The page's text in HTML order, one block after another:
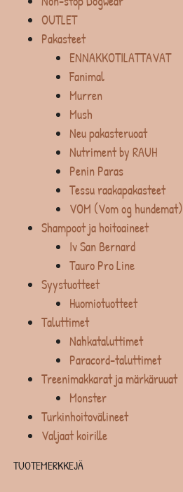
OUTLET
Pakasteet
ENNAKKOTILATTAVAT
Fanimal
Murren
Mush
Neu pakasteruoat
Nutriment by RAUH
Penin Paras
Tessu raakapakasteet
VOM (Vom og hundemat)
Shampoot ja hoitoaineet
Iv San Bernard
Tauro Pro Line
Syystuotteet
Huomiotuotteet
Taluttimet
Nahkataluttimet
Paracord-taluttimet
Treenimakkarat ja märkäruuat
Monster
Turkinhoitovälineet
Valjaat koirille
TUOTEMERKKEJÄ